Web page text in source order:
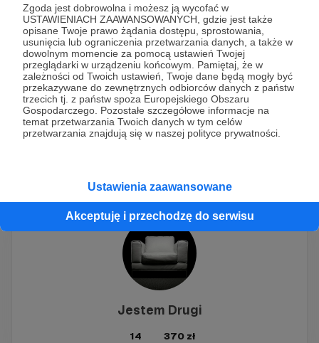
Zgoda jest dobrowolna i możesz ją wycofać w
USTAWIENIACH ZAAWANSOWANYCH, gdzie jest także
opisane Twoje prawo żądania dostępu, sprostowania,
usunięcia lub ograniczenia przetwarzania danych, a także w
dowolnym momencie za pomocą ustawień Twojej
przeglądarki w urządzeniu końcowym. Pamiętaj, że w
zależności od Twoich ustawień, Twoje dane będą mogły być
przekazywane do zewnętrznych odbiorców danych z państw
trzecich tj. z państw spoza Europejskiego Obszaru
Gospodarczego. Pozostałe szczegółowe informacje na
temat przetwarzania Twoich danych w tym celów
przetwarzania znajdują się w naszej polityce prywatności.
Ustawienia zaawansowane
Akceptuję i przechodzę do serwisu
kuba.ccino
Jestem Drugi
14 370 zł